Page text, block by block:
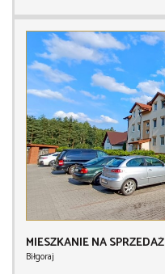
MIESZKANIE NA SPRZEDAŻ
Biłgoraj